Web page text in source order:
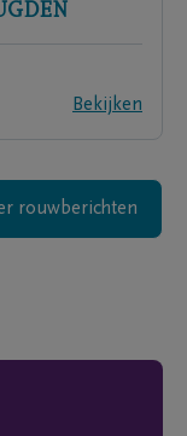
Bekijken
rouwberichten